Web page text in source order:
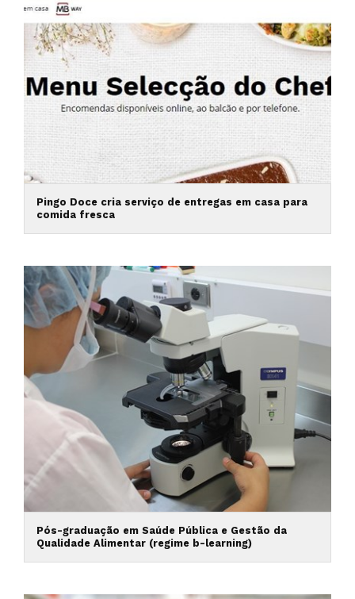
Pingo Doce cria serviço de entregas em casa para
comida fresca
Pós-graduação em Saúde Pública e Gestão da
Qualidade Alimentar (regime b-learning)